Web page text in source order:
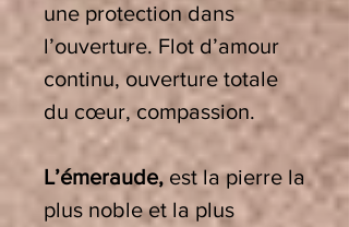
une protection dans
l’ouverture. Flot d’amour
continu, ouverture totale
du cœur, compassion.
L’émeraude,est la pierre la
plus noble et la plus